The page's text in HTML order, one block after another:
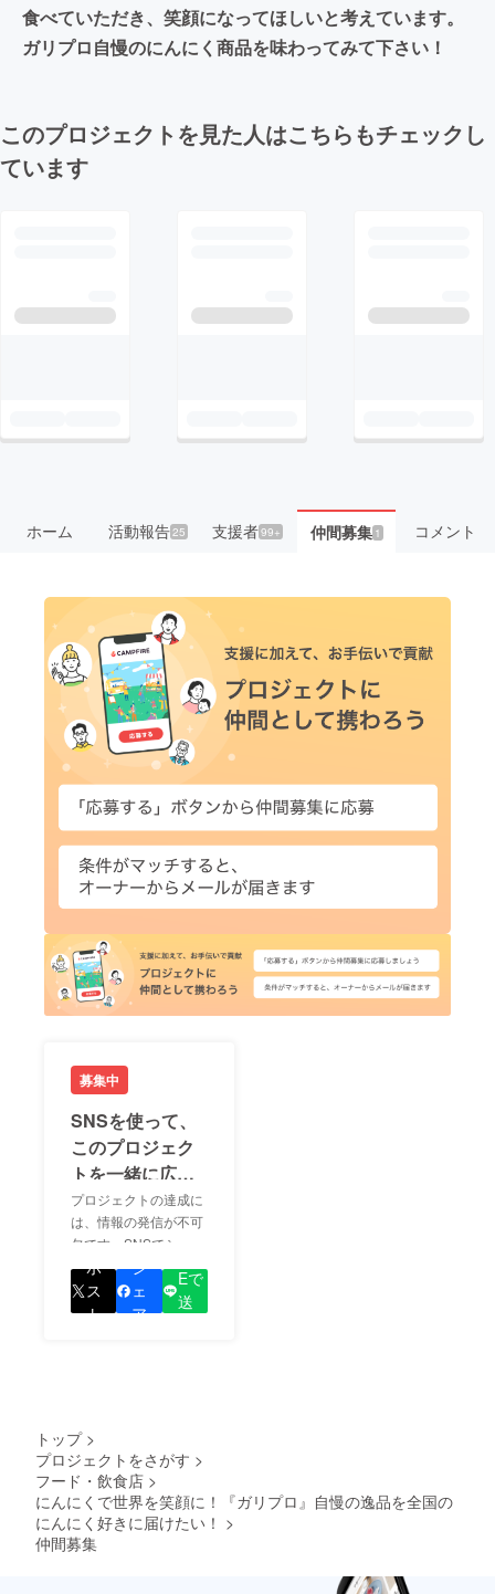
食べていただき、笑顔になってほしいと考えています。
ガリプロ自慢のにんにく商品を味わってみて下さい！
このプロジェクトを見た人はこちらもチェックし
ています
ホーム 活動報告25 支援者99+ 仲間募集 1 コメント
募集中
SNSを使って、
このプロジェク
トを一緒に広め
ましょう！
プロジェクトの達成に
は、情報の発信が不可
欠です。SNSでシェア
をして、あなたが応援
しているプロジェクト
の良さを知ってもらい
ポ
ス
ト
シ
ェ
ア
Eで
送
トップ >
プロジェクトをさがす >
フード・飲食店 >
にんにくで世界を笑顔に！『ガリプロ』自慢の逸品を全国の
にんにく好きに届けたい！ >
仲間募集